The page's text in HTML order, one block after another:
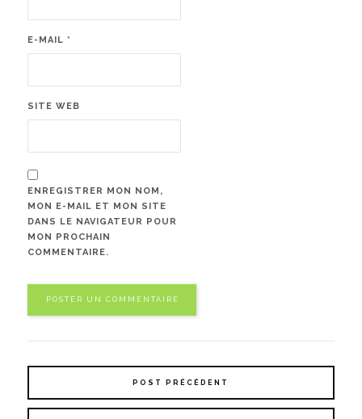
E-MAIL *
SITE WEB
ENREGISTRER MON NOM,
MON E-MAIL ET MON SITE
DANS LE NAVIGATEUR POUR
MON PROCHAIN
COMMENTAIRE.
POST PRÉCÉDENT